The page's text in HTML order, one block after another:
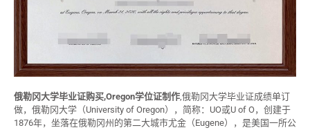
俄勒冈大学毕业证购买,Oregon学位证制作,俄勒冈大学毕业证成绩单订
做，俄勒冈大学（University of Oregon），简称：UO或U of O，创建于
1876年，坐落在俄勒冈州的第二大城市尤金（Eugene），是美国一所公